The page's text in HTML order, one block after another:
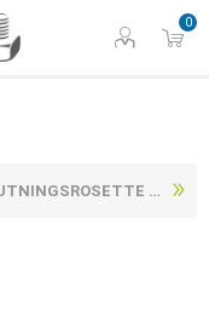
0
90 HOVEDER (ÅBEN) FORNIKLET MESSING5,0X9,0X2,3 (1000 STK)